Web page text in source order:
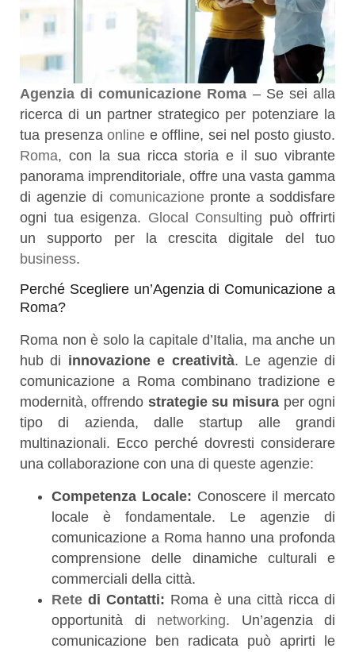
Agenzia di comunicazione Roma – Se sei alla
ricerca di un partner strategico per potenziare la
tua presenza online e offline, sei nel posto giusto.
Roma, con la sua ricca storia e il suo vibrante
panorama imprenditoriale, offre una vasta gamma
di agenzie di comunicazionepronte a soddisfare
ogni tua esigenza. Glocal Consulting può offrirti
un supporto per la crescita digitale del tuo
business.
Perché Scegliere un’Agenzia di Comunicazione a
Roma?
Roma non è solo la capitale d’Italia, ma anche un
hub di innovazione e creatività. Le agenzie di
comunicazione a Roma combinano tradizione e
modernità, offrendo strategie su misura per ogni
tipo di azienda, dalle startup alle grandi
multinazionali. Ecco perché dovresti considerare
una collaborazione con una di queste agenzie:
Competenza Locale: Conoscere il mercato
locale è fondamentale. Le agenzie di
comunicazione a Roma hanno una profonda
comprensione delle dinamiche culturali e
commerciali della città.
Rete di Contatti: Roma è una città ricca di
opportunità di networking. Un’agenzia di
comunicazione ben radicata può aprirti le